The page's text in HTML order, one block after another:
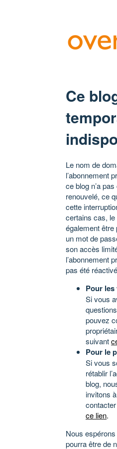
Ce
Le nom de
l’abonnement
ce blog n’a pas
renouvelé, ce
cette
certains cas, le
également être
un mot de
son accès
l’abonnement
pas été
Pour
Si vous
pouvez
suivant
Pour le
Si vous
rétablir
blog,
invitons
ce lien.
Nous
pourra être de